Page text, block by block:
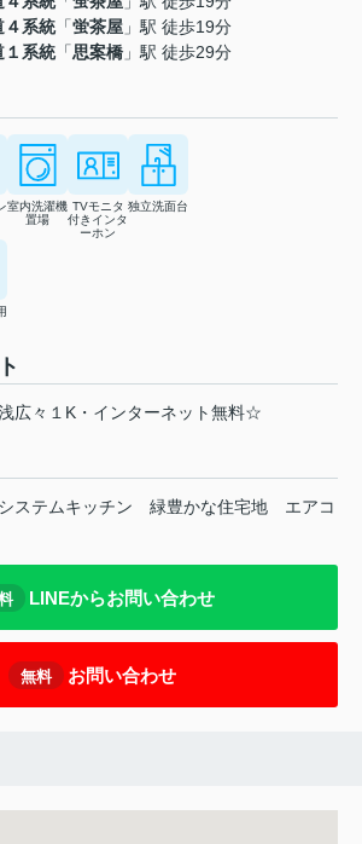
４系統「蛍茶屋 」駅 徒歩19分
１系統「思案橋 」駅 徒歩29分
室内洗濯機
置場
TVモニタ
付きインタ
ーホン
独立洗面台
広々１K・インターネット無料☆
システムキッチン 緑豊かな住宅地
エアコ
LINEからお問い合わせ
無料 お問い合わせ